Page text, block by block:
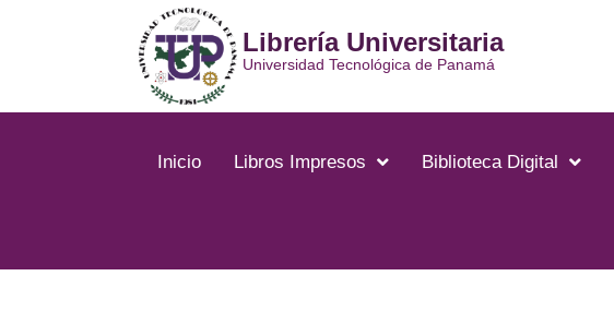
Librería Universitaria
Universidad Tecnológica de Panamá
Inicio Libros Impresos Biblioteca Digital